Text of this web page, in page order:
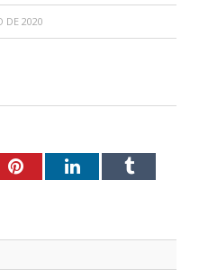
DE 2020
PinterestLinkedInTumblr